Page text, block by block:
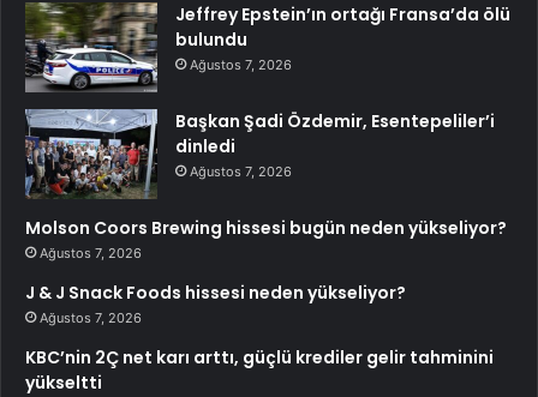
Jeffrey Epstein’ın ortağı Fransa’da ölü
bulundu
Ağustos 7, 2026
Başkan Şadi Özdemir, Esentepeliler’i
dinledi
Ağustos 7, 2026
Molson Coors Brewing hissesi bugün neden yükseliyor?
Ağustos 7, 2026
J & J Snack Foods hissesi neden yükseliyor?
Ağustos 7, 2026
KBC’nin 2Ç net karı arttı, güçlü krediler gelir tahminini
yükseltti